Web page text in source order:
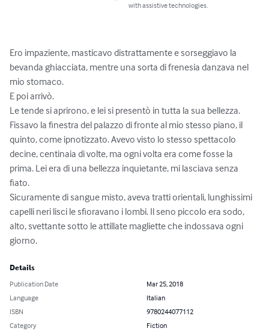
with assistive technologies.
Ero impaziente, masticavo distrattamente e sorseggiavo la
bevanda ghiacciata, mentre una sorta di frenesia danzava nel
mio stomaco.
E poi arrivò.
Le tende si aprirono, e lei si presentò in tutta la sua bellezza.
Fissavo la finestra del palazzo di fronte al mio stesso piano, il
quinto, come ipnotizzato. Avevo visto lo stesso spettacolo
decine, centinaia di volte, ma ogni volta era come fosse la
prima. Lei era di una bellezza inquietante, mi lasciava senza
fiato.
Sicuramente di sangue misto, aveva tratti orientali, lunghissimi
capelli neri lisci le sfioravano i lombi. Il seno piccolo era sodo,
alto, svettante sotto le attillate magliette che indossava ogni
giorno.
Details
Publication Date
Mar 25, 2018
Language
Italian
ISBN
9780244077112
Category
Fiction